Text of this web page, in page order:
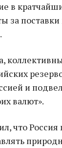
в
за поставки
и
валют».
что